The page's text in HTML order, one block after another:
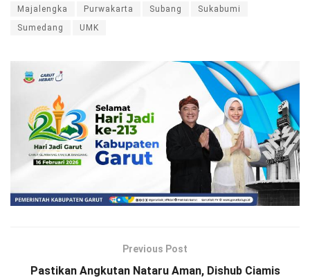
Majalengka Purwakarta Subang
Sukabumi
Sumedang
UMK
Previous Post
Pastikan Angkutan Nataru Aman, Dishub Ciamis